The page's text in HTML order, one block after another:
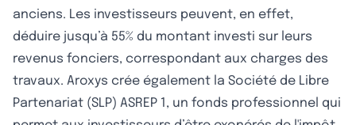
anciens. Les investisseurs peuvent, en effet,
déduire jusqu’à 55% du montant investi sur leurs
revenus fonciers, correspondant aux charges des
travaux. Aroxys crée également la Société de Libre
Partenariat (SLP) ASREP 1, un fonds professionnel qui